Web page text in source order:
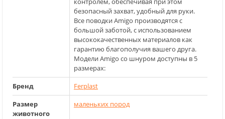
безопасный захват, удобный для руки.
Все поводки Amigo производятся с
большой заботой, с использованием
высококачественных материалов как
гарантию благополучия вашего друга.
Модели Amigo со шнуром доступны в 5
размерах:
Бренд
Ferplast
Размер
животного
маленьких пород